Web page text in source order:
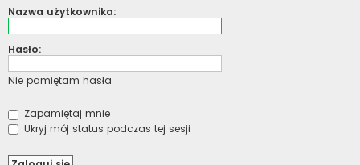
Nazwa użytkownika:
Hasło:
Nie pamiętam hasła
Zapamiętaj mnie
Ukryj mój status podczas tej sesji